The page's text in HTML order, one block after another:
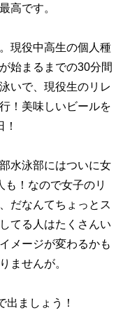
高です。
現役中高生の個人種
始まるまでの30分間
いで、現役生のリレ
！美味しいビールを
水泳部にはついに女
！なので女子のリ
だなんてちょっとス
てる人はたくさんい
メージが変わるかも
ませんが。
出ましょう！